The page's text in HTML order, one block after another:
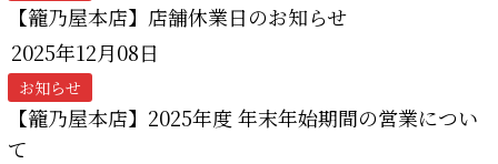
【籠乃屋本店】店舗休業日のお知らせ
2025年12月08日
お知らせ
【籠乃屋本店】2025年度 年末年始期間の営業につい
て